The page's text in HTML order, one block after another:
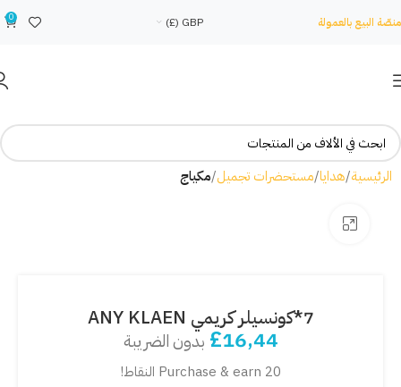
منصّة البيع بالعمولة GBP (£)
0
الرئيسية هدايا مستحضرات تجميل مكياج
7*كونسيلر كريمي ANY KLAEN
£16,44 بدون الضريبة
Purchase & earn 20 النقاط!